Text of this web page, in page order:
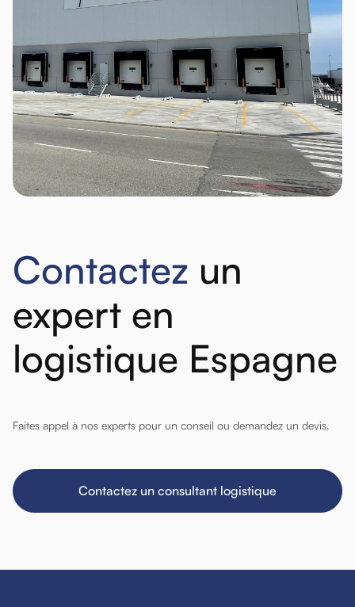
Contactez un
expert en
logistique Espagne
Faites appel à nos experts pour un conseil ou demandez un devis.
Contactez un consultant logistique